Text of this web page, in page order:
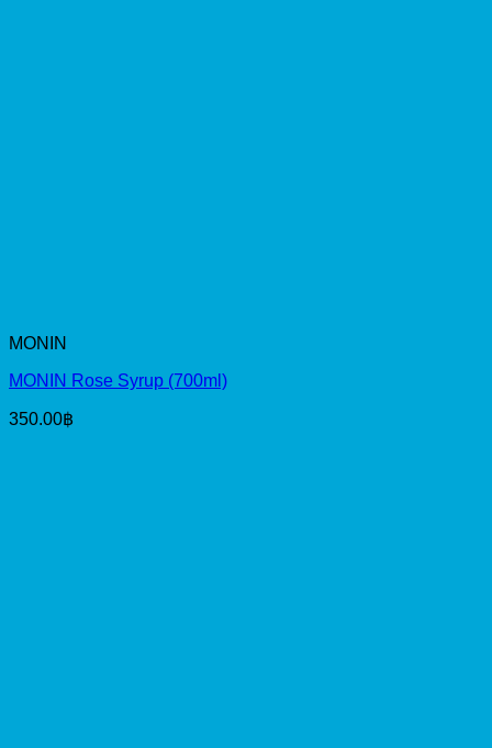
MONIN
MONIN Rose Syrup (700ml)
350.00฿